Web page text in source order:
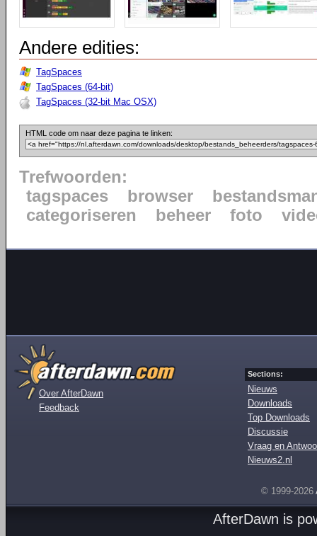
Andere edities:
TagSpaces
TagSpaces (64-bit)
TagSpaces (32-bit Mac OSX)
HTML code om naar deze pagina te linken:
Trefwoorden:
tagspaces
browser
categoriseren
beheer foto
Over AfterDawn
Feedback
Sections:
Nieuws
Downloads
Top Downloads
Discussie
Vraag en
Nieuws2.nl
© 1999-2026
AfterDawn is